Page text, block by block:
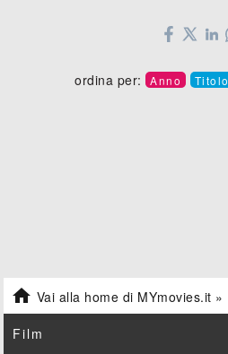
ordina per: Anno Titolo
 Vai alla home di MYmovies.it »
Film